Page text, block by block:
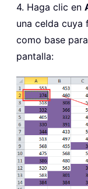
4. Haga clic en
una celda cuya
como base
pantalla: